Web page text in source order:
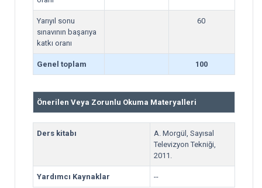
Yarıyıl sonu
sınavının başarıya
katkı oranı
60
Genel toplam 100
Önerilen Veya Zorunlu Okuma Materyalleri
Ders kitabı
A. Morgül, Sayısal
Televizyon Tekniği,
2011.
Yardımcı Kaynaklar --